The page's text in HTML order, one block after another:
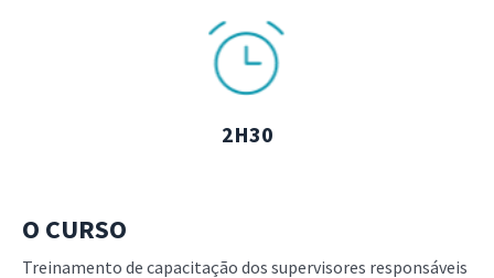
2H30
O CURSO
Treinamento de capacitação dos supervisores responsáveis